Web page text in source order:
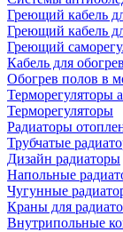
Греющий кабель
Греющий кабель
Греющий
Кабель для
Обогрев полов в
Терморегуляторы
Терморегуляторы
Радиаторы
Трубчатые
Дизайн радиаторы
Напольные
Чугунные
Краны для
Внутрипольные